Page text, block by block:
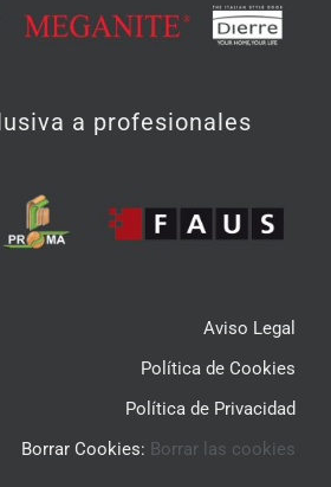
a profesionales
Aviso Legal
Política de Cookies
Política de Privacidad
Borrar Cookies: Borrar las cookies